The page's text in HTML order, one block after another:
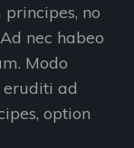
no
nec habeo
Modo
ad
option